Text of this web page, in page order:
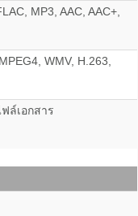
MP3, AAC, AAC+,
WMV, H.263,
ล์เอกสาร